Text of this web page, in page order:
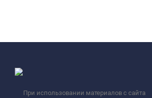
При использовании материалов с сайта